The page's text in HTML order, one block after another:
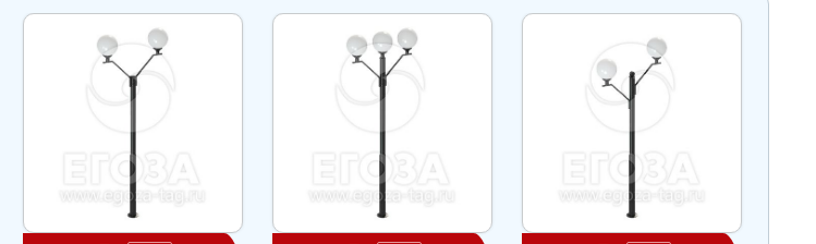
детское спортивное
площадка. В нашей деревне всего 37
дворов и 84 фактически
проживающих жителя, нет магазина,
Владимирович! Примите самые
теплые и искренние поздравления по
случаю Дня предпринимателя!
Поздравляем Вас с праздником, хочу
благодарность Группе компаний
"Егоза" за успешное и
сотрудничество. Детское игровое
оборудование поставили в срок,